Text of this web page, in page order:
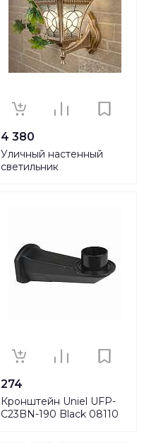
4 380
Уличный настенный
светильник
274
Кронштейн Uniel UFP-
C23BN-190 Black 08110